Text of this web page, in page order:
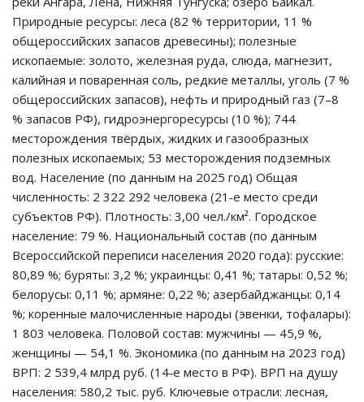
Природные ресурсы: леса (82 % территории, 11 %
общероссийских запасов древесины); полезные
ископаемые: золото, железная руда, слюда, магнезит,
калийная и поваренная соль, редкие металлы, уголь (7 %
общероссийских запасов), нефть и природный газ (7–8
% запасов РФ), гидроэнергоресурсы (10 %); 744
месторождения твёрдых, жидких и газообразных
полезных ископаемых; 53 месторождения подземных
вод. Население (по данным на 2025 год) Общая
численность: 2 322 292 человека (21‑е место среди
субъектов РФ). Плотность: 3,00 чел./км². Городское
население: 79 %. Национальный состав (по данным
Всероссийской переписи населения 2020 года): русские:
80,89 %; буряты: 3,2 %; украинцы: 0,41 %; татары: 0,52 %;
белорусы: 0,11 %; армяне: 0,22 %; азербайджанцы: 0,14
%; коренные малочисленные народы (эвенки, тофалары):
1 803 человека. Половой состав: мужчины — 45,9 %,
женщины — 54,1 %. Экономика (по данным на 2023 год)
ВРП: 2 539,4 млрд руб. (14‑е место в РФ). ВРП на душу
населения: 580,2 тыс. руб. Ключевые отрасли: лесная,